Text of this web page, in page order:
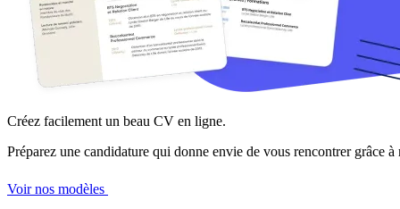
Créez facilement un beau CV en ligne.
Préparez une candidature qui donne envie de vous rencontrer grâce
Voir nos modèles